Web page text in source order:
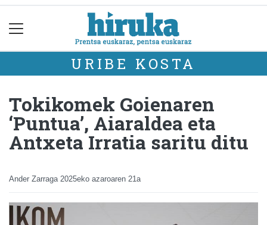
URIBE KOSTA
Tokikomek Goienaren
‘Puntua’, Aiaraldea eta
Antxeta Irratia saritu ditu
Ander Zarraga 2025eko azaroaren 21a